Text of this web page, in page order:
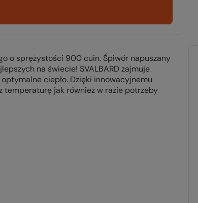
o sprężystości 900 cuin. Śpiwór napuszany
na świecie! SVALBARD zajmuje
ciepło. Dzięki innowacyjnemu
temperaturę jak również w razie potrzeby